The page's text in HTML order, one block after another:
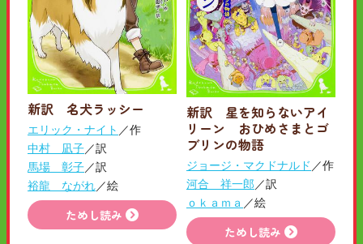
新訳 名犬ラッシー
エリック・ナイト ／作
中村 凪子／訳
馬場 彰子／訳
裕龍 ながれ／絵
ためし読み
新訳 星を知らないアイ
リーン おひめさまとゴ
ブリンの物語
ジョージ・マクドナルド ／作
河合 祥一郎 ／訳
ｏｋａｍａ ／絵
ためし読み